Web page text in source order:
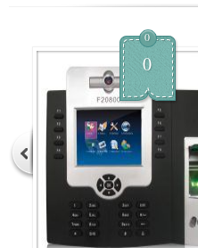
0
0